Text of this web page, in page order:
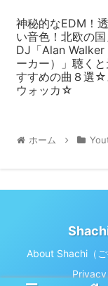
神秘的なEDM！
い音色！北欧の
DJ「Alan Walker
ーカー）」聴く
すすめの曲８選☆
ウォッカ☆
ホーム
About Shachi（ご
Privacy